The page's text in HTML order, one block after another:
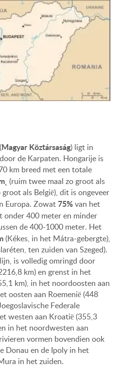
(Magyar Köztársaság) ligt in
de Karpaten. Hongarije is
km breed met een totale
(ruim twee maal zo groot als
als België), dit is ongeveer
Europa. Zowat75%van het
onder 400 meter en minder
de 400-1000 meter. Het
(Kékes, in het Mátra-gebergte),
ten zuiden van Szeged).
is volledig omringd door
km) en grenst in het
km), in het noordoosten aan
oosten aan Roemenië (448
Federale
westen aan Kroatië (355,3
in het noordwesten aan
vormen bovendien ook
Donau en de Ipoly in het
in het zuiden.